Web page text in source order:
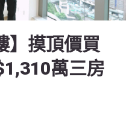
】摸頂價買
萬三房